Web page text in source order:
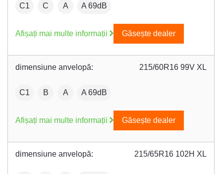
:C1 Fuel efficiency:
C Wet grip:
A :A 69dB
Afișați mai multe informații Găsește dealer
dimensiune anvelopă: 215/60R16 99V XL
:C1 Fuel efficiency:
B Wet grip:
A :A 69dB
Afișați mai multe informații Găsește dealer
dimensiune anvelopă: 215/65R16 102H XL